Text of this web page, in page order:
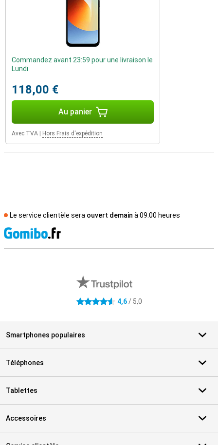
Commandez avant 23:59 pour une livraison le
Lundi
118,00 €
Au panier
Avec TVA Hors Frais d'expédition
Le service clientèle sera ouvert demain à 09.00 heures
4.6 étoiles 4,6/ 5,0
Smartphones populaires
Téléphones
Tablettes
Accessoires